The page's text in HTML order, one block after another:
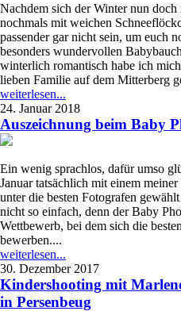
Nachdem sich der Winter nun
nochmals mit weichen
passender gar nicht sein, um euch
besonders wundervollen
winterlich romantisch habe ich
lieben Familie auf dem Mitterberg
weiterlesen...
24. Januar 2018
Auszeichnung beim Baby
Ein wenig sprachlos, dafür umso
Januar tatsächlich mit einem
unter die besten Fotografen
nicht so einfach, denn der Baby
Wettbewerb, bei dem sich die
bewerben....
weiterlesen...
30. Dezember 2017
Kindershooting mit
in Persenbeug